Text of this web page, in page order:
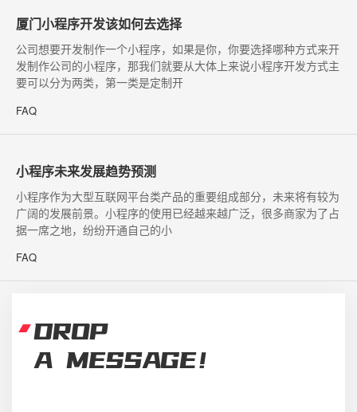
厦门小程序开发该如何去选择
​公司想要开发制作一个小程序，如果是你，你要选择哪种方式来开
发制作公司的小程序，那我们就要从大体上来说小程序开发方式主
要可以分为两类，第一类是定制开
FAQ
小程序未来发展趋势预测
​小程序作为大型互联网平台类产品的重要组成部分，未来将有较为
广阔的发展前景。小程序的使用已经越来越广泛，很多商家为了占
据一席之地，纷纷开通自己的小
FAQ
DROP
A MESSAGE！